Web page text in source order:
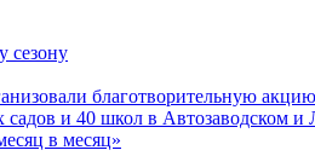
сезону
благотворительную акцию
и 40 школ в Автозаводском и
в месяц»